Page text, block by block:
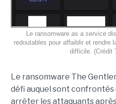
Le ransomware as a service
redoutables pour affaiblir et rendre
difficile. (Crédit
Le ransomware The
défi auquel sont confrontés
arrêter les attaquants après